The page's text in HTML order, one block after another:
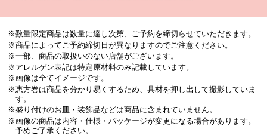
※数量限定商品は数量に達し次第、ご予約を締切らせていただきます。
※商品によってご予約締切日が異なりますのでご注意ください。
※一部、商品の取扱いのない店舗がございます。
※アレルゲン表記は特定原材料のみ記載しています。
※画像は全てイメージです。
※恵方巻は商品を分かり易くするため、具材を押し出して撮影していま
す。
※盛り付けのお皿・装飾品などは商品に含まれていません。
※画像の商品は内容・仕様・パッケージが変更になる場合があります。
予めご了承ください。